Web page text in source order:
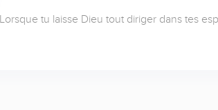
Lorsque tu laisse Dieu tout diriger dans tes